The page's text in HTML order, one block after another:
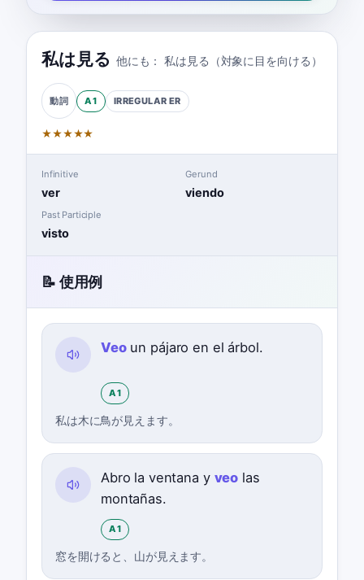
私は見る 他にも： 私は見る（対象に目を向ける）
動詞 A1 IRREGULAR ER
★★★★★
Infinitive
ver
Gerund
viendo
Past Participle
visto
📝 使用例
Veoun pájaro en el árbol.
A1
私は木に鳥が見えます。
Abro la ventana y veo las
montañas.
A1
窓を開けると、山が見えます。